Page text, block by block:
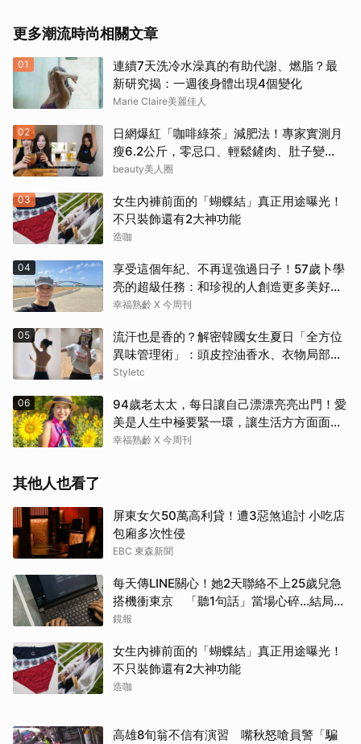
更多潮流時尚相關文章
01
連續7天洗冷水澡真的有助代謝、燃脂？最
新研究揭：一週後身體出現4個變化
Marie Claire美麗佳人
02
日網爆紅「咖啡綠茶」減肥法！專家實測月
瘦6.2公斤，零忌口、輕鬆鏟肉、肚子變
小！
beauty美人圈
03
女生內褲前面的「蝴蝶結」真正用途曝光！
不只裝飾還有2大神功能
造咖
04
享受這個年紀、不再逞強過日子！57歲卜學
亮的超級任務：和珍視的人創造更多美好記
憶
幸福熟齡 X 今周刊
05
流汗也是香的？解密韓國女生夏日「全方位
異味管理術」：頭皮控油香水、衣物局部消
臭，打造自帶母胎偽體香
Styletc
06
94歲老太太，每日讓自己漂漂亮亮出門！愛
美是人生中極要緊一環，讓生活方方面面，
更加豐富有樂趣
幸福熟齡 X 今周刊
其他人也看了
屏東女欠50萬高利貸！遭3惡煞追討 小吃店
包廂多次性侵
EBC 東森新聞
每天傳LINE關心！她2天聯絡不上25歲兒急
搭機衝東京 「聽1句話」當場心碎...結局看
哭網
鏡報
女生內褲前面的「蝴蝶結」真正用途曝光！
不只裝飾還有2大神功能
造咖
高雄8旬翁不信有演習 嘴秋怒嗆員警「騙